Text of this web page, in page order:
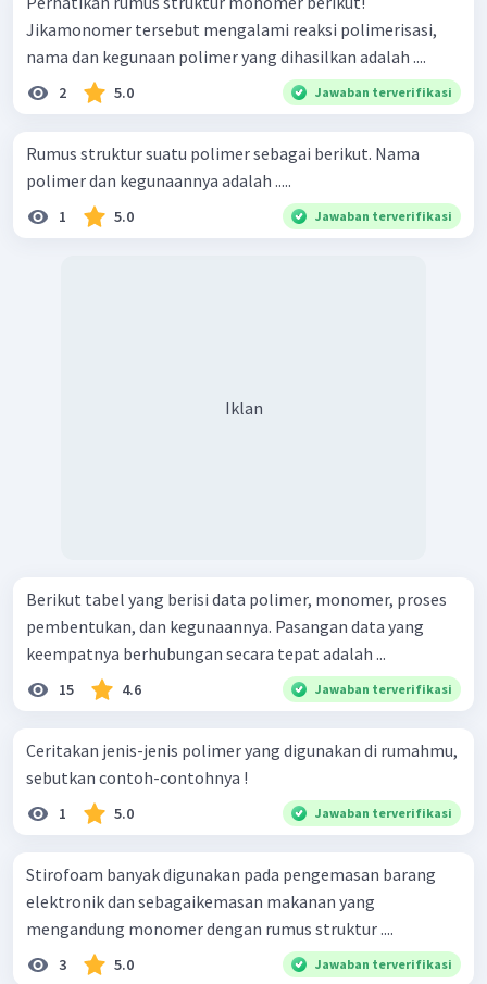
Jikamonomer tersebut mengalami reaksi polimerisasi,
nama dan kegunaan polimer yang dihasilkan adalah ....
2 5.0 Jawaban terverifikasi
Rumus struktur suatu polimer sebagai berikut. Nama
polimer dan kegunaannya adalah .....
1 5.0 Jawaban terverifikasi
Iklan
Berikut tabel yang berisi data polimer, monomer, proses
pembentukan, dan kegunaannya. Pasangan data yang
keempatnya berhubungan secara tepat adalah ...
15 4.6 Jawaban terverifikasi
Ceritakan jenis-jenis polimer yang digunakan di rumahmu,
sebutkan contoh-contohnya !
1 5.0 Jawaban terverifikasi
Stirofoam banyak digunakan pada pengemasan barang
elektronik dan sebagaikemasan makanan yang
mengandung monomer dengan rumus struktur ....
3 5.0 Jawaban terverifikasi